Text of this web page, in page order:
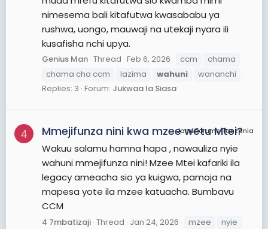
nimesema bali kitafutwa kwasababu ya
rushwa, uongo, mauwaji na utekaji nyara ili
kusafisha nchi upya.
Genius Man Thread Feb 6, 2026 ccm
chama
chama cha ccm
lazima wahuni
wananchi
Replies: 3 Forum: Jukwaa la Siasa
4 JamiiForums Tanzania
Mmejifunza nini kwa mzee wetu Mtei?
Wakuu salamu hamna hapa , nawauliza nyie
wahuni mmejifunza nini! Mzee Mtei kafariki ila
legacy ameacha sio ya kuigwa, pamoja na
mapesa yote ila mzee katuacha. Bumbavu
CCM
4 7mbatizaji Thread Jan 24, 2026 mzee
nyie